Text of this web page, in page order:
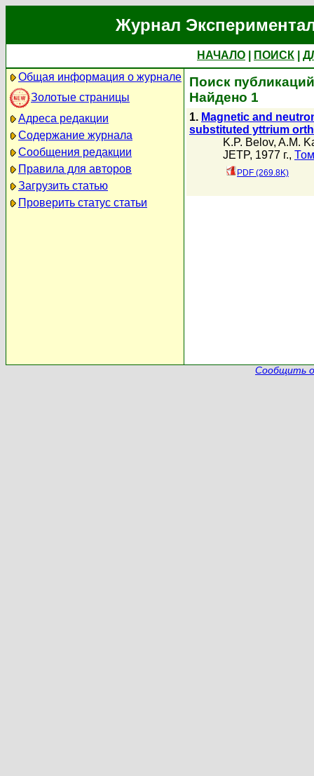
Журнал
НАЧАЛО ПОИСК
Общая информация о журнале
Золотые страницы
Адреса редакции
Содержание журнала
Сообщения редакции
Правила для авторов
Загрузить статью
Проверить статус статьи
Поиск
Найдено 1
1. Magnetic and
substituted yttrium
K.P. Belov, A.M.
JETP, 1977 г.,
PDF (269.8K)
Сообщить о